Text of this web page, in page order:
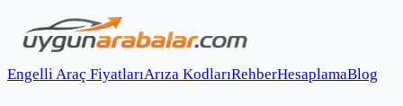
Engelli Araç FiyatlarıArıza KodlarıRehberHesaplamaBlog